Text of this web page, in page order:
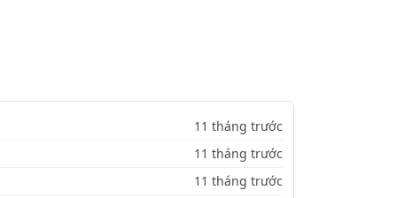
11 tháng trước
11 tháng trước
11 tháng trước